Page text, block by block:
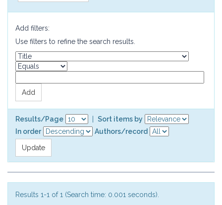
Add filters:
Use filters to refine the search results.
Results/Page
Sort items by
In order
Authors/record
Results 1-1 of 1 (Search time: 0.001 seconds).